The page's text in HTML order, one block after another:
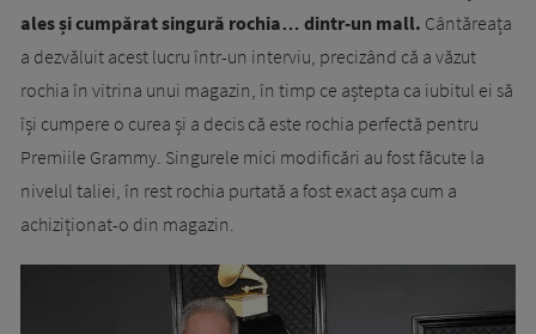
ales și cumpărat singură rochia… dintr-un mall. Cântăreața
a dezvăluit acest lucru într-un interviu, precizând că a văzut
rochia în vitrina unui magazin, în timp ce aștepta ca iubitul ei să
își cumpere o curea și a decis că este rochia perfectă pentru
Premiile Grammy. Singurele mici modificări au fost făcute la
nivelul taliei, în rest rochia purtată a fost exact așa cum a
achiziționat-o din magazin.